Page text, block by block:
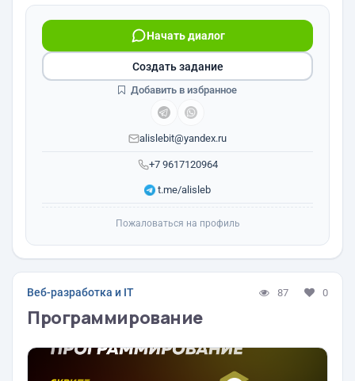
+7 9617120964
Начать диалог
alislebit@yandex.ru
t.me/alisleb
Создать задание
Добавить в избранное
Пожаловаться на профиль
Веб-разработка и IT 87 0
Программирование